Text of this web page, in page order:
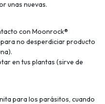
unas nuevas.
con Moonrock®
no desperdiciar producto
en tus plantas (sirve de
para los parásitos, cuando